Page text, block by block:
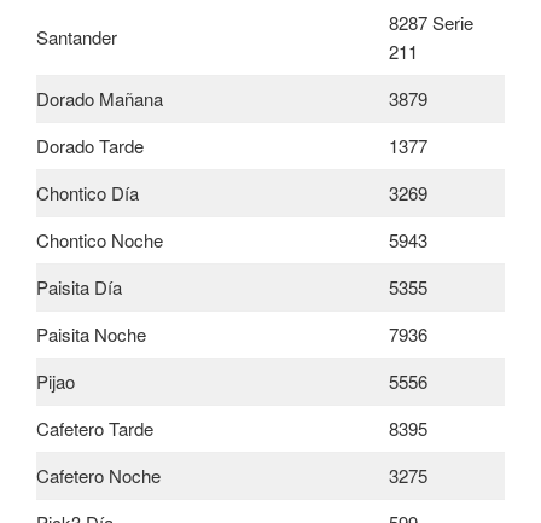
Santander
8287 Serie
211
Dorado Mañana
3879
Dorado Tarde
1377
Chontico Día
3269
Chontico Noche
5943
Paisita Día
5355
Paisita Noche
7936
Pijao
5556
Cafetero Tarde
8395
Cafetero Noche
3275